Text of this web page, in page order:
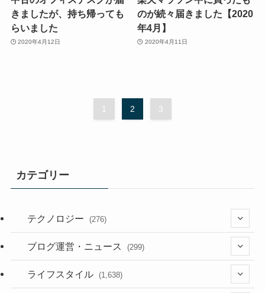
きましたが、持ち帰っても
らいました
2020年4月12日
のが続々届きました【2020
年4月】
2020年4月11日
1 2 3
カテゴリー
テクノロジー (276)
(36)
(187)
ブログ運営・ニュース (299)
(118)
ライフスタイル (1,638)